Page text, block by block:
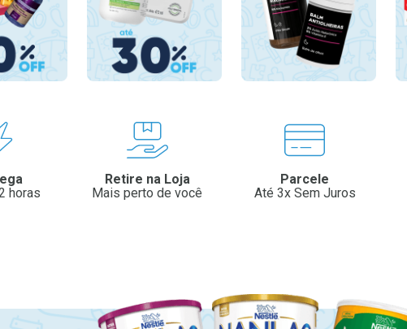
horas
Retire na Loja
Mais perto de você
Parcele
Até 3x Sem Juros